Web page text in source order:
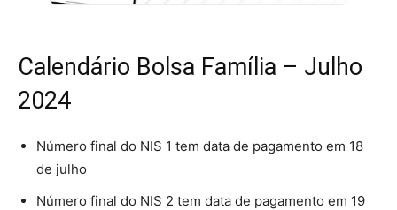
Calendário Bolsa Família – Julho
2024
Número final do NIS 1 tem data de pagamento em 18
de julho
Número final do NIS 2 tem data de pagamento em 19